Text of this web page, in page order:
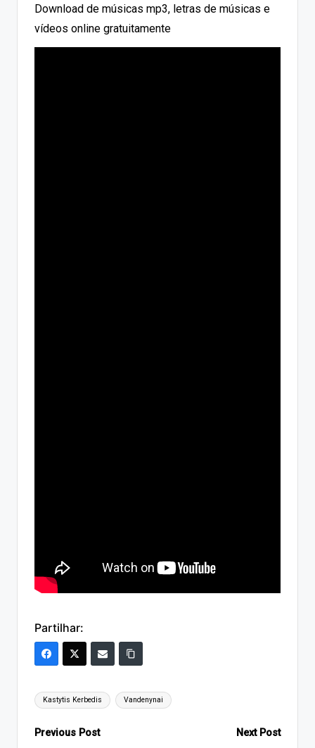
Download de músicas mp3, letras de músicas e
vídeos online gratuitamente
Partilhar:
Tags:
Kastytis Kerbedis Vandenynai
Post
Previous Post Next Post